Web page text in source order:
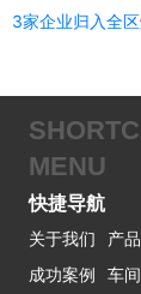
3家企业归入全
MENU
快捷导航
关于我们
产
成功案例
车